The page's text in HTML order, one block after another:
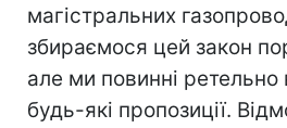
магістральних
збираємося цей закон
але ми повинні ретельно
будь-які пропозиції.